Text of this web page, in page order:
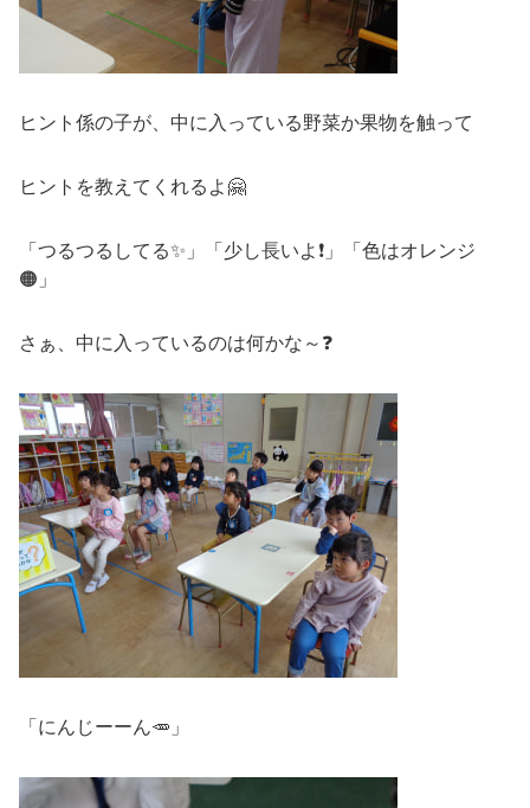
ヒント係の子が、中に入っている野菜か果物を触って
ヒントを教えてくれるよ🤗
「つるつるしてる✨」「少し長いよ❗」「色はオレンジ
🟠」
さぁ、中に入っているのは何かな～❓
「にんじーーん🥕」